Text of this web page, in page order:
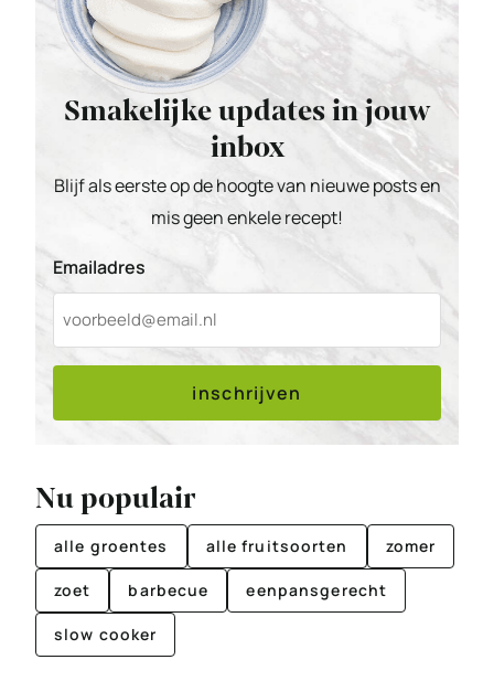
Smakelijke updates in jouw
inbox
Blijf als eerste op de hoogte van nieuwe posts en
mis geen enkele recept!
Emailadres
inschrijven
Nu populair
alle groentes alle fruitsoorten zomer
zoet barbecue eenpansgerecht
slow cooker